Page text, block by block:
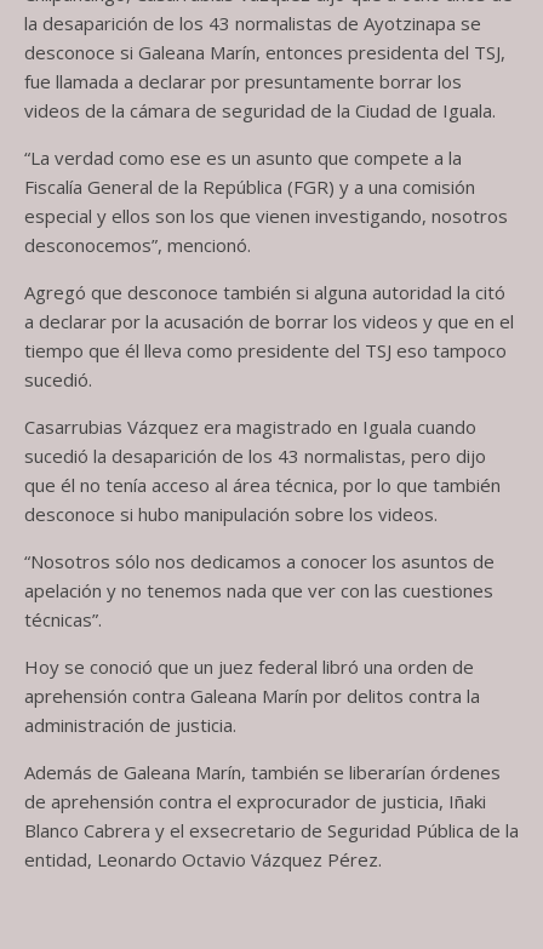
la desaparición de los 43 normalistas de Ayotzinapa se
desconoce si Galeana Marín, entonces presidenta del TSJ,
fue llamada a declarar por presuntamente borrar los
videos de la cámara de seguridad de la Ciudad de Iguala.
“La verdad como ese es un asunto que compete a la
Fiscalía General de la República (FGR) y a una comisión
especial y ellos son los que vienen investigando, nosotros
desconocemos”, mencionó.
Agregó que desconoce también si alguna autoridad la citó
a declarar por la acusación de borrar los videos y que en el
tiempo que él lleva como presidente del TSJ eso tampoco
sucedió.
Casarrubias Vázquez era magistrado en Iguala cuando
sucedió la desaparición de los 43 normalistas, pero dijo
que él no tenía acceso al área técnica, por lo que también
desconoce si hubo manipulación sobre los videos.
“Nosotros sólo nos dedicamos a conocer los asuntos de
apelación y no tenemos nada que ver con las cuestiones
técnicas”.
Hoy se conoció que un juez federal libró una orden de
aprehensión contra Galeana Marín por delitos contra la
administración de justicia.
Además de Galeana Marín, también se liberarían órdenes
de aprehensión contra el exprocurador de justicia, Iñaki
Blanco Cabrera y el exsecretario de Seguridad Pública de la
entidad, Leonardo Octavio Vázquez Pérez.